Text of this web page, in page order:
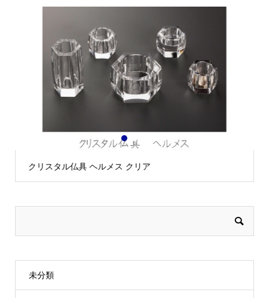
クリスタル仏具 ヘルメス クリア
1 2
未分類